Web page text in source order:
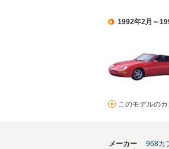
1992年2月～
このモデルの
メーカー
968カ